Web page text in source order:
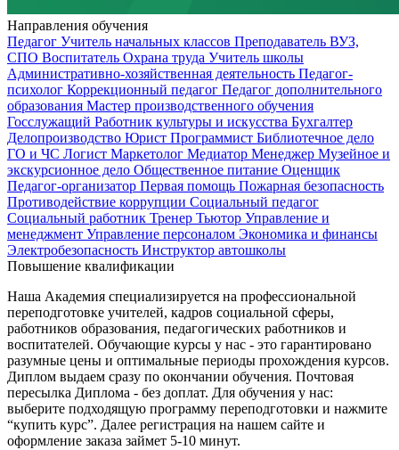
Направления обучения
Педагог Учитель начальных классов Преподаватель ВУЗ,
СПО Воспитатель Охрана труда Учитель школы
Административно-хозяйственная деятельность Педагог-
психолог Коррекционный педагог Педагог дополнительного
образования Мастер производственного обучения
Госслужащий Работник культуры и искусства Бухгалтер
Делопроизводство Юрист Программист Библиотечное дело
ГО и ЧС Логист Маркетолог Медиатор Менеджер Музейное и
экскурсионное дело Общественное питание Оценщик
Педагог-организатор Первая помощь Пожарная безопасность
Противодействие коррупции Социальный педагог
Социальный работник Тренер Тьютор Управление и
менеджмент Управление персоналом Экономика и финансы
Электробезопасность Инструктор автошколы
Повышение квалификации
Наша Академия специализируется на профессиональной
переподготовке учителей, кадров социальной сферы,
работников образования, педагогических работников и
воспитателей. Обучающие курсы у нас - это гарантировано
разумные цены и оптимальные периоды прохождения курсов.
Диплом выдаем сразу по окончании обучения. Почтовая
пересылка Диплома - без доплат. Для обучения у нас:
выберите подходящую программу переподготовки и нажмите
“купить курс”. Далее регистрация на нашем сайте и
оформление заказа займет 5-10 минут.